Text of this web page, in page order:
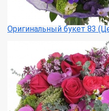
Оригинальный букет 83